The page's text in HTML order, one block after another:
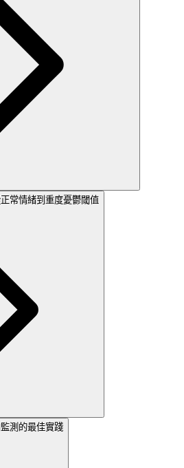
常情緒到重度憂鬱閾值
測的最佳實踐